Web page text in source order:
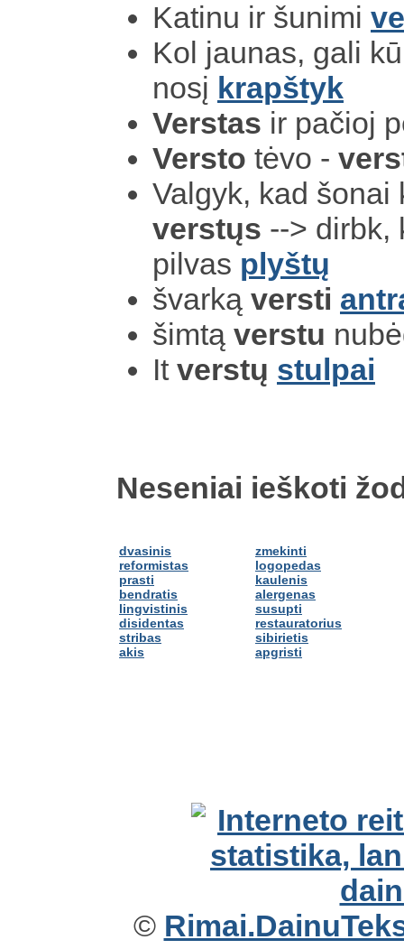
Katinu ir šunimi
Kol jaunas, gali
nosį krapštyk
Verstas ir pačioj
Versto tėvo -
Valgyk, kad šonai
verstųs --> dirbk,
pilvas plyštų
švarką versti
šimtą verstu
It verstų stulpai
Neseniai ieškoti
dvasinis
reformistas
prasti
bendratis
lingvistinis
disidentas
stribas
akis
zmekinti
logopedas
kaulenis
alergenas
susupti
restauratorius
sibirietis
apgristi
©